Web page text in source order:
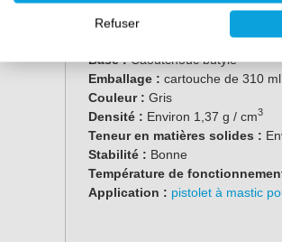
Caractéristiques
Base :Caoutchouc butyle
Emballage : cartouche de 310 ml
Couleur : Gris
Densité : Environ 1,37 g / cm3
Teneur en matières solides :
Stabilité : Bonne
Température de
Application : pistolet à mastic
Refuser